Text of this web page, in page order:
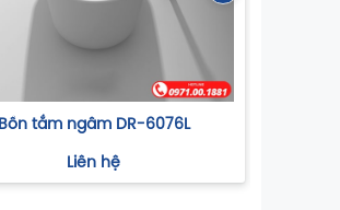
Bồn tắm ngâm DR-6076L
Liên hệ